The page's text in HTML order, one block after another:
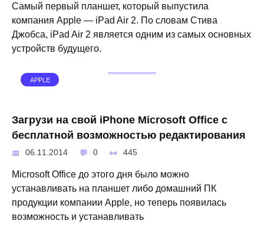
Самый первый планшет, который выпустила
компания Apple — iPad Air 2. По словам Стива
Джобса, iPad Air 2 является одним из самых основных
устройств будущего.
APPLE
Загрузи на свой iPhone Microsoft Office с
бесплатной возможностью редактирования
06.11.2014 0 445
Microsoft Office до этого дня было можно
устанавливать на планшет либо домашний ПК
продукции компании Apple, но теперь появилась
возможность и устанавливать